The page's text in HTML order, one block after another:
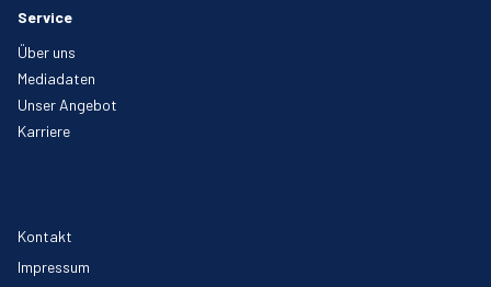
Service
Über uns
Mediadaten
Unser Angebot
Karriere
Kontakt
Impressum